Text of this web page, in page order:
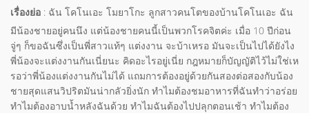
เรื่องย่อ : ฉัน โคโนเอะ โมยาโกะ ลูกสาวคนโตของบ้านโคโนเอะ ฉัน
มีน้องชายอยู่คนนึง แต่น้องชายคนนี้เป็นพวกโรคจิตค่ะ เมื่อ 10 ปีก่อน
จู่ๆ ก็ขอฉันซึ่งเป็นพี่สาวแท้ๆ แต่งงาน จะบ้าเหรอ มันจะเป็นไปได้ยังไง
พี่น้องจะแต่งงานกันเนี่ยนะ คิดอะไรอยู่เนี่ย กฎหมายก็บัญญัติไว้ไม่ใช่เห
รอว่าพี่น้องแต่งงานกันไม่ได้ แถมการต้องอยู่ด้วยกันสองต่อสองกับน้อง
ชายสุดแสนวิปริตมันน่ากลัวยิ่งนัก ทำไมต้องชมอาหารที่ฉันทำว่าอร่อย
ทำไมต้องอาบน้ำหลังฉันด้วย ทำไมฉันต้องไปปลุกตอนเช้า ทำไมต้อง